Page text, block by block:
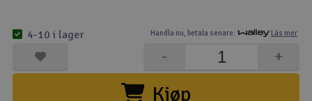
Kamerautrustning
Modellbygg- och byggsatser
Handla nu, betala senare. Läs mer
Kjøp
+
-
4-10 i lager